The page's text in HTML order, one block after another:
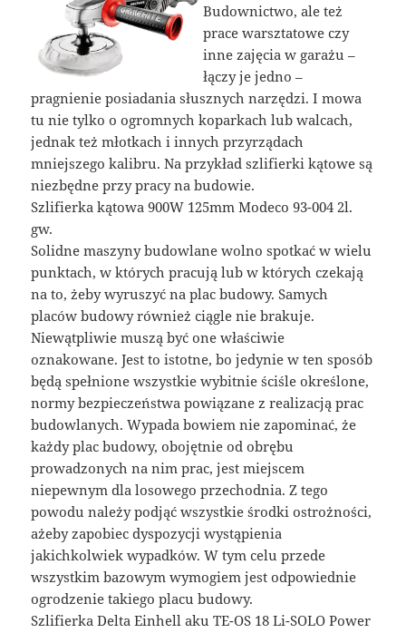
Budownictwo, ale też
prace warsztatowe czy
inne zajęcia w garażu –
łączy je jedno –
pragnienie posiadania słusznych narzędzi. I mowa
tu nie tylko o ogromnych koparkach lub walcach,
jednak też młotkach i innych przyrządach
mniejszego kalibru. Na przykład szlifierki kątowe są
niezbędne przy pracy na budowie.
Szlifierka kątowa 900W 125mm Modeco 93-004 2l.
gw.
Solidne maszyny budowlane wolno spotkać w wielu
punktach, w których pracują lub w których czekają
na to, żeby wyruszyć na plac budowy. Samych
placów budowy również ciągle nie brakuje.
Niewątpliwie muszą być one właściwie
oznakowane. Jest to istotne, bo jedynie w ten sposób
będą spełnione wszystkie wybitnie ściśle określone,
normy bezpieczeństwa powiązane z realizacją prac
budowlanych. Wypada bowiem nie zapominać, że
każdy plac budowy, obojętnie od obrębu
prowadzonych na nim prac, jest miejscem
niepewnym dla losowego przechodnia. Z tego
powodu należy podjąć wszystkie środki ostrożności,
ażeby zapobiec dyspozycji wystąpienia
jakichkolwiek wypadków. W tym celu przede
wszystkim bazowym wymogiem jest odpowiednie
ogrodzenie takiego placu budowy.
Szlifierka Delta Einhell aku TE-OS 18 Li-SOLO Power